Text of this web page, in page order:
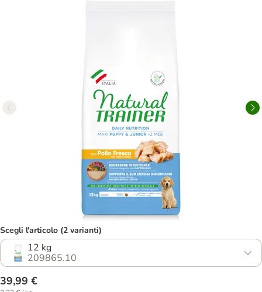
Scegli l'articolo (2 varianti)
12 kg
209865.10
39,99 €